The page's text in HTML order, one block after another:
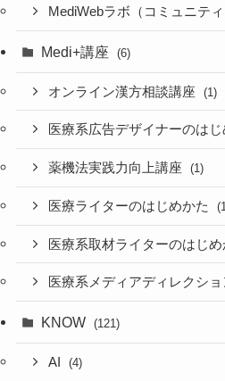
MediWebラボ（コミュニティ
Medi+講座 (6)
オンライン漢方相談講座 (1)
医療系広告デザイナーのはじ
薬機法実践力向上講座 (1)
医療ライターのはじめかた
医療系取材ライターのはじめ
医療系メディアディレクシ
KNOW (121)
AI (4)